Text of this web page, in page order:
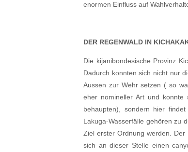
enormen Einfluss auf
DER REGENWALD IN
Die kijanibondesische Provinz
Dadurch konnten sich nicht nur
Aussen zur Wehr setzen ( so
eher nomineller Art und konnte
behaupten), sondern hier
Lakuga-Wasserfälle gehören zu
Ziel erster Ordnung werden.
sich an dieser Stelle einen